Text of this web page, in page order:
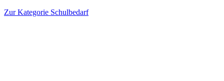
Zur Kategorie Schulbedarf